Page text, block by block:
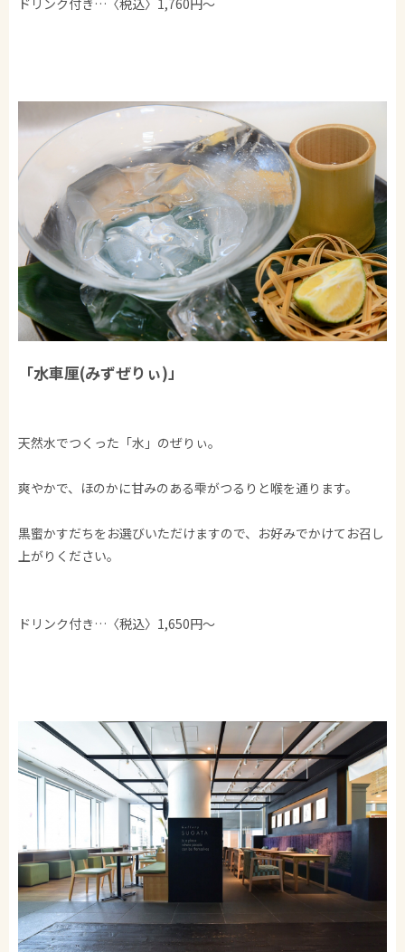
ドリンク付き…〈税込〉1,760円～
「水車厘(みずぜりぃ)」
天然水でつくった「水」のぜりぃ。
爽やかで、ほのかに甘みのある雫がつるりと喉を通ります。
黒蜜かすだちをお選びいただけますので、お好みでかけてお召し
上がりください。
ドリンク付き…〈税込〉1,650円～